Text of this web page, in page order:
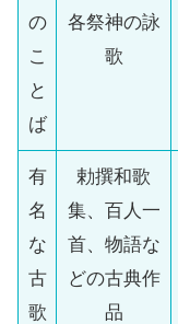
の
こ
と
ば
各祭神の詠
歌
有
名
な
古
歌
勅撰和歌
集、百人一
首、物語な
どの古典作
品